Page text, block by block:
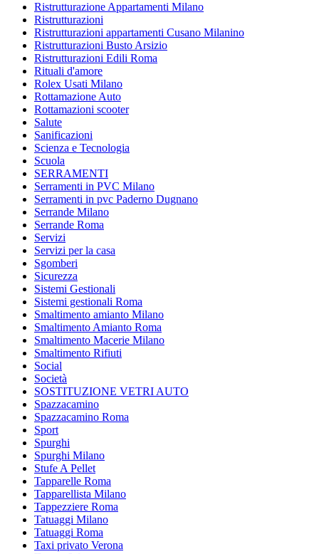
Ristrutturazione Appartamenti Milano
Ristrutturazioni
Ristrutturazioni appartamenti Cusano Milanino
Ristrutturazioni Busto Arsizio
Ristrutturazioni Edili Roma
Rituali d'amore
Rolex Usati Milano
Rottamazione Auto
Rottamazioni scooter
Salute
Sanificazioni
Scienza e Tecnologia
Scuola
SERRAMENTI
Serramenti in PVC Milano
Serramenti in pvc Paderno Dugnano
Serrande Milano
Serrande Roma
Servizi
Servizi per la casa
Sgomberi
Sicurezza
Sistemi Gestionali
Sistemi gestionali Roma
Smaltimento amianto Milano
Smaltimento Amianto Roma
Smaltimento Macerie Milano
Smaltimento Rifiuti
Social
Società
SOSTITUZIONE VETRI AUTO
Spazzacamino
Spazzacamino Roma
Sport
Spurghi
Spurghi Milano
Stufe A Pellet
Tapparelle Roma
Tapparellista Milano
Tappezziere Roma
Tatuaggi Milano
Tatuaggi Roma
Taxi privato Verona